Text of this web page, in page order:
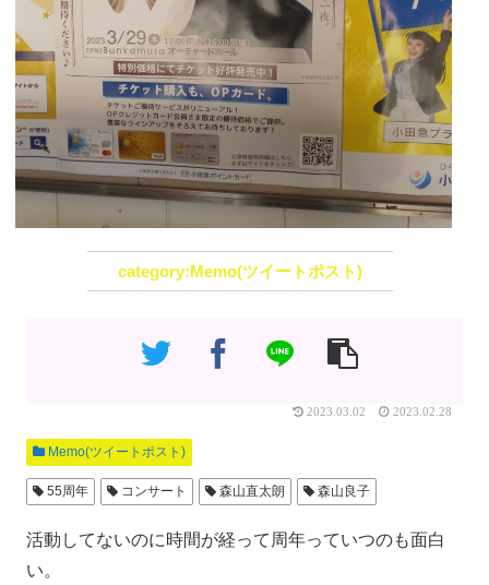
Memo(ツイートポスト)
2023.03.02 2023.02.28
Memo(ツイートポスト)
55周年 コンサート 森山直太朗 森山良子
活動してないのに時間が経って周年っていつのも面白
い。